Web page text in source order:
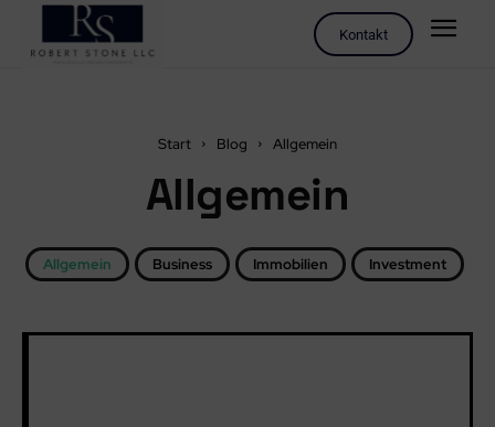
Kontakt
Start Blog Allgemein
Allgemein
Allgemein Business Immobilien Investment